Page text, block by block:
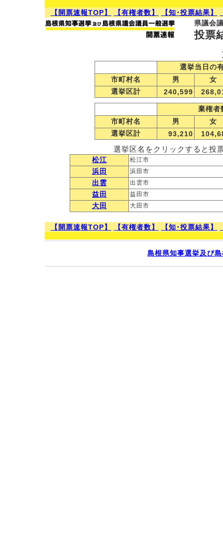
【開票速報TOP】 【有権者数】 【知･投票結果】
県議会
投票
選挙当日の
市町村名
男
女
選挙区計
240,599
棄権者
市町村名
男
女
選挙区計
93,210
選挙区名をクリックすると投
松江 松江市
浜田 浜田市
出雲 出雲市
益田 益田市
大田 大田市
【開票速報TOP】 【有権者数】 【知･投票結果】
島根県知事選挙及び